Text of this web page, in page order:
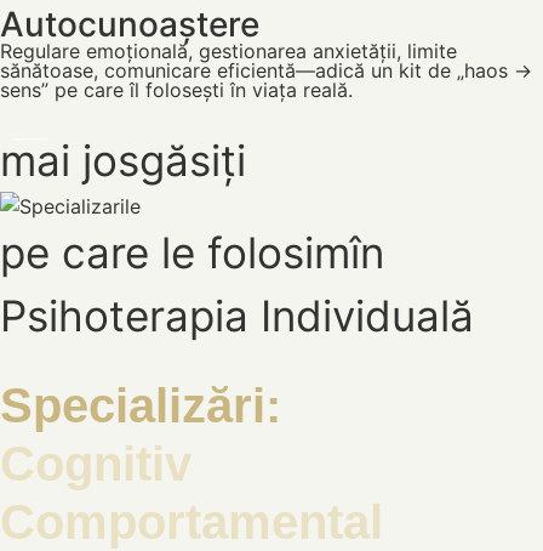
Autocunoaștere
Regulare emoțională, gestionarea anxietății, limite
sănătoase, comunicare eficientă—adică un kit de „haos →
sens” pe care îl folosești în viața reală.​
mai josgăsiți
pe care le folosimîn
Psihoterapia Individuală
Specializări:
Cognitiv
Comportamental